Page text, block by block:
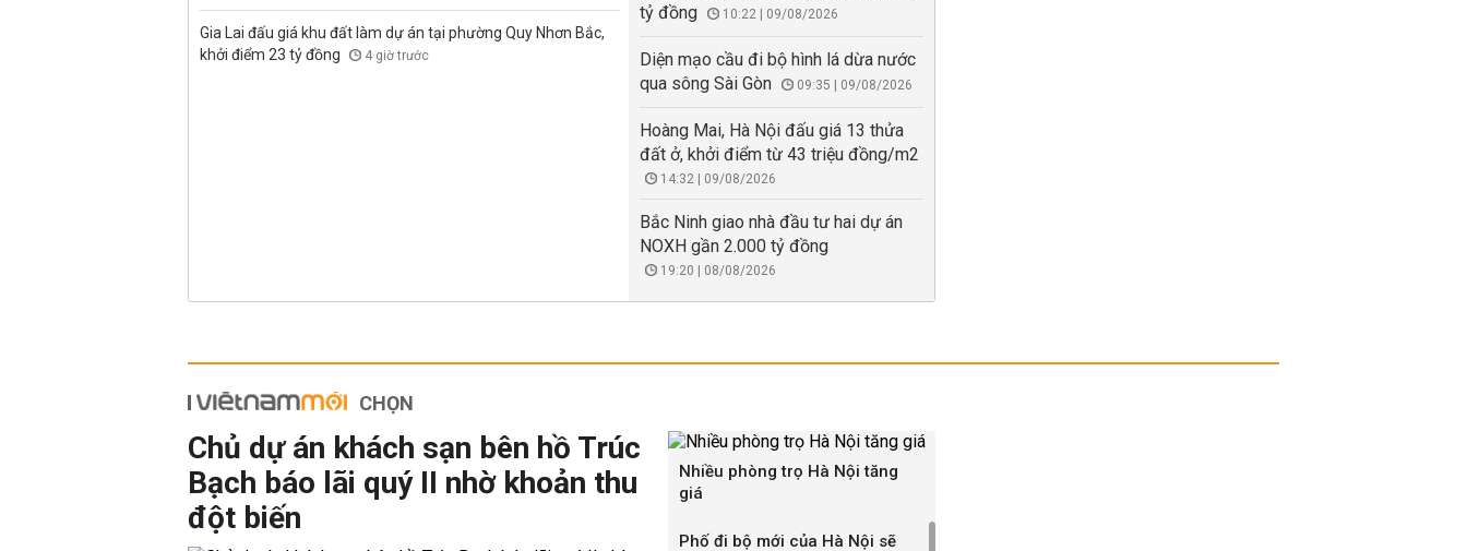
Gia Lai đấu giá khu đất làm dự án tại phường Quy Nhơn Bắc,
khởi điểm 23 tỷ đồng
4 giờ trước
tỷ đồng
10:22 | 09/08/2026
Diện mạo cầu đi bộ hình lá dừa nước
qua sông Sài Gòn
09:35 | 09/08/2026
Hoàng Mai, Hà Nội đấu giá 13 thửa
đất ở, khởi điểm từ 43 triệu đồng/m2
14:32 | 09/08/2026
Bắc Ninh giao nhà đầu tư hai dự án
NOXH gần 2.000 tỷ đồng
19:20 | 08/08/2026
CHỌN
Chủ dự án khách sạn bên hồ Trúc
Bạch báo lãi quý II nhờ khoản thu
đột biến
Nhiều phòng trọ Hà Nội tăng
giá
Phố đi bộ mới của Hà Nội sẽ